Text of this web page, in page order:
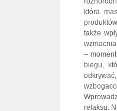
która
także
–
biegu,
relaksu.